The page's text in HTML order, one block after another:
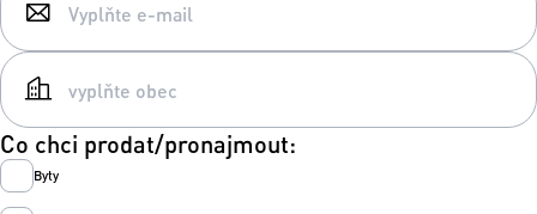
Co chci prodat/pronajmout:
Byty